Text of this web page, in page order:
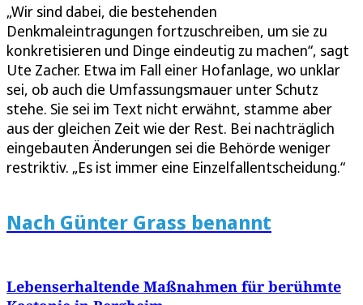
„Wir sind dabei, die bestehenden
Denkmaleintragungen fortzuschreiben, um sie zu
konkretisieren und Dinge eindeutig zu machen“, sagt
Ute Zacher. Etwa im Fall einer Hofanlage, wo unklar
sei, ob auch die Umfassungsmauer unter Schutz
stehe. Sie sei im Text nicht erwähnt, stamme aber
aus der gleichen Zeit wie der Rest. Bei nachträglich
eingebauten Änderungen sei die Behörde weniger
restriktiv. „Es ist immer eine Einzelfallentscheidung.“
Nach Günter Grass benannt
Lebenserhaltende Maßnahmen für berühmte